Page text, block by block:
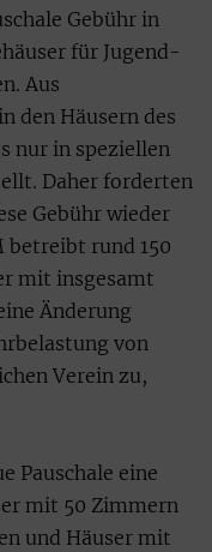
Gebühr in
für Jugend-
Aus
den Häusern des
nur in speziellen
Daher forderten
Gebühr wieder
betreibt rund 150
mit insgesamt
Änderung
von
Verein zu,
Pauschale eine
mit 50 Zimmern
und Häuser mit